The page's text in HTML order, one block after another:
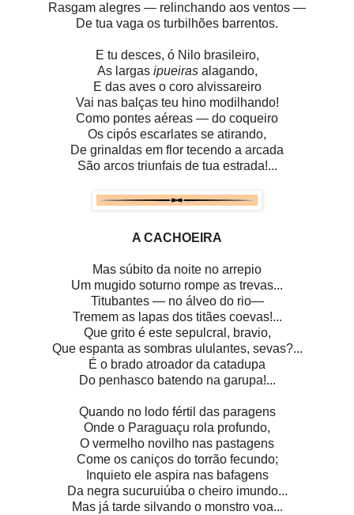
Rasgam alegres — relinchando aos ventos —
De tua vaga os turbilhões barrentos.
E tu desces, ó Nilo brasileiro,
As largas ipueirasalagando,
E das aves o coro alvissareiro
Vai nas balças teu hino modilhando!
Como pontes aéreas — do coqueiro
Os cipós escarlates se atirando,
De grinaldas em flor tecendo a arcada
São arcos triunfais de tua estrada!...
A CACHOEIRA
Mas súbito da noite no arrepio
Um mugido soturno rompe as trevas...
Titubantes — no álveo do rio—
Tremem as lapas dos titães coevas!...
Que grito é este sepulcral, bravio,
Que espanta as sombras ululantes, sevas?...
É o brado atroador da catadupa
Do penhasco batendo na garupa!...
Quando no lodo fértil das paragens
Onde o Paraguaçu rola profundo,
O vermelho novilho nas pastagens
Come os caniços do torrão fecundo;
Inquieto ele aspira nas bafagens
Da negra sucuruiúba o cheiro imundo...
Mas já tarde silvando o monstro voa...